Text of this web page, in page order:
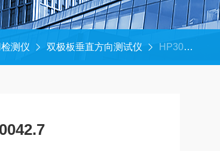
测仪 双极板垂直方向测试仪 HP307MS双极板材料电阻测试仪GB/T20042.7